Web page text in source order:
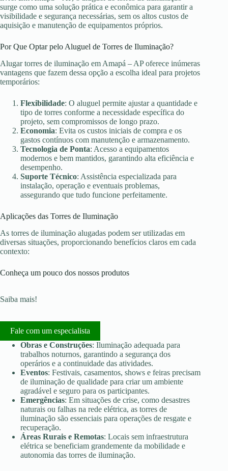
surge como uma solução prática e econômica para garantir a
visibilidade e segurança necessárias, sem os altos custos de
aquisição e manutenção de equipamentos próprios.
Por Que Optar pelo Aluguel de Torres de Iluminação?
Alugar torres de iluminação em Amapá – AP oferece inúmeras
vantagens que fazem dessa opção a escolha ideal para projetos
temporários:
Flexibilidade: O aluguel permite ajustar a quantidade e
tipo de torres conforme a necessidade específica do
projeto, sem compromissos de longo prazo.
Economia: Evita os custos iniciais de compra e os
gastos contínuos com manutenção e armazenamento.
Tecnologia de Ponta: Acesso a equipamentos
modernos e bem mantidos, garantindo alta eficiência e
desempenho.
Suporte Técnico: Assistência especializada para
instalação, operação e eventuais problemas,
assegurando que tudo funcione perfeitamente.
Aplicações das Torres de Iluminação
As torres de iluminação alugadas podem ser utilizadas em
diversas situações, proporcionando benefícios claros em cada
contexto:
Conheça um pouco dos nossos produtos
Saiba mais!
Fale com um especialista
Obras e Construções: Iluminação adequada para
trabalhos noturnos, garantindo a segurança dos
operários e a continuidade das atividades.
Eventos: Festivais, casamentos, shows e feiras precisam
de iluminação de qualidade para criar um ambiente
agradável e seguro para os participantes.
Emergências: Em situações de crise, como desastres
naturais ou falhas na rede elétrica, as torres de
iluminação são essenciais para operações de resgate e
recuperação.
Áreas Rurais e Remotas: Locais sem infraestrutura
elétrica se beneficiam grandemente da mobilidade e
autonomia das torres de iluminação.